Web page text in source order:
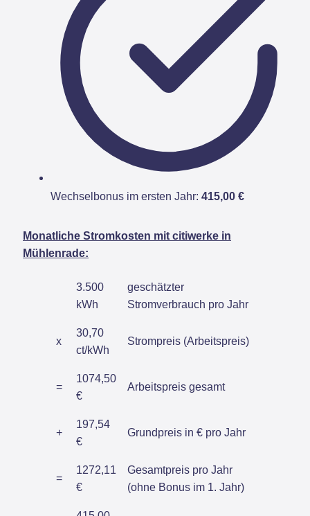
Wechselbonus im ersten Jahr: 415,00 €
Monatliche Stromkosten mit citiwerke in
Mühlenrade:
3.500
kWh
geschätzter
Stromverbrauch pro Jahr
x
30,70
ct/kWh
Strompreis (Arbeitspreis)
=
1074,50
€
Arbeitspreis gesamt
+
197,54
€
Grundpreis in € pro Jahr
=
1272,11
€
Gesamtpreis pro Jahr
(ohne Bonus im 1. Jahr)